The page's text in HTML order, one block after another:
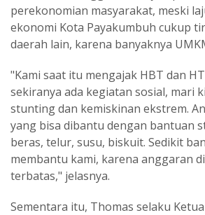
perekonomian masyarakat, meski
ekonomi Kota Payakumbuh cukup
daerah lain, karena banyaknya
"Kami saat itu mengajak HBT dan
sekiranya ada kegiatan sosial, mari
stunting dan kemiskinan ekstrem.
yang bisa dibantu dengan bantuan
beras, telur, susu, biskuit. Sedikit
membantu kami, karena anggaran
terbatas," jelasnya.
Sementara itu, Thomas selaku